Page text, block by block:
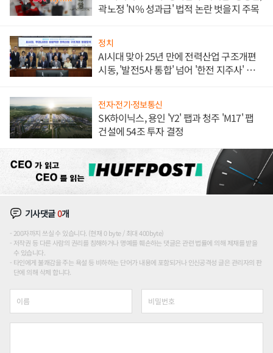
곽노정 'N% 성과급' 법적 논란 벗을지 주목
정치
AI시대 맞아 25년 만에 전력산업 구조개편
시동, '발전5사 통합' 넘어 '한전 지주사' 재편
전자·전기·정보통신
SK하이닉스, 용인 'Y2' 팹과 청주 'M17' 팹
건설에 54조 투자 결정
기사댓글0개
200자까지 쓰실 수 있습니다. (현재 0 byte / 최대 400byte)
저작권 등 다른 사람의 권리를 침해하거나 명예를 훼손하는 댓글은 관련 법률에 의해 제재를 받을
수 있습니다.
타인에게 불쾌감을 주는 욕설 등 비하하는 단어가 내용에 포함되거나 인신공격성 글은 관리자의 판
단에 의해 삭제 합니다.